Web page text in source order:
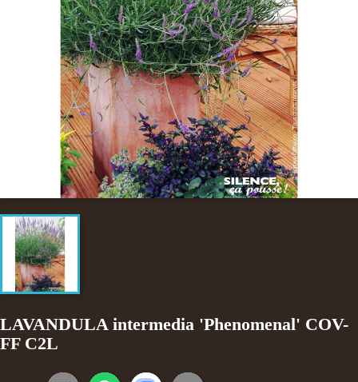
LAVANDULA intermedia 'Phenomenal' COV-
FF C2L